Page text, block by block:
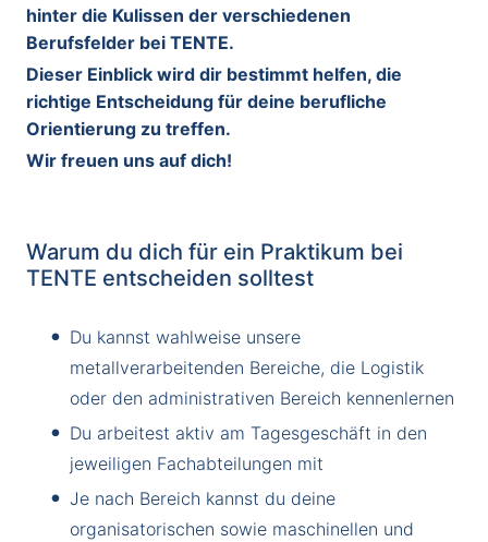
hinter die Kulissen der verschiedenen
Berufsfelder bei TENTE.
Dieser Einblick wird dir bestimmt helfen, die
richtige Entscheidung für deine berufliche
Orientierung zu treffen.
Wir freuen uns auf dich!
Warum du dich für ein Praktikum bei
TENTE entscheiden solltest
Du kannst wahlweise unsere
metallverarbeitenden Bereiche, die Logistik
oder den administrativen Bereich kennenlernen
Du arbeitest aktiv am Tagesgeschäft in den
jeweiligen Fachabteilungen mit
Je nach Bereich kannst du deine
organisatorischen sowie maschinellen und